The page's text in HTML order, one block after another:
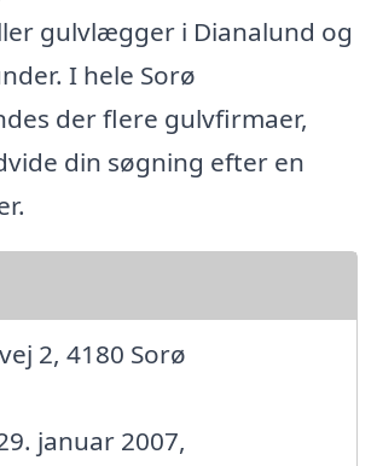
gulvlægger i Dianalund og
I hele Sorø
der flere gulvfirmaer,
din søgning efter en
2, 4180 Sorø
januar 2007,